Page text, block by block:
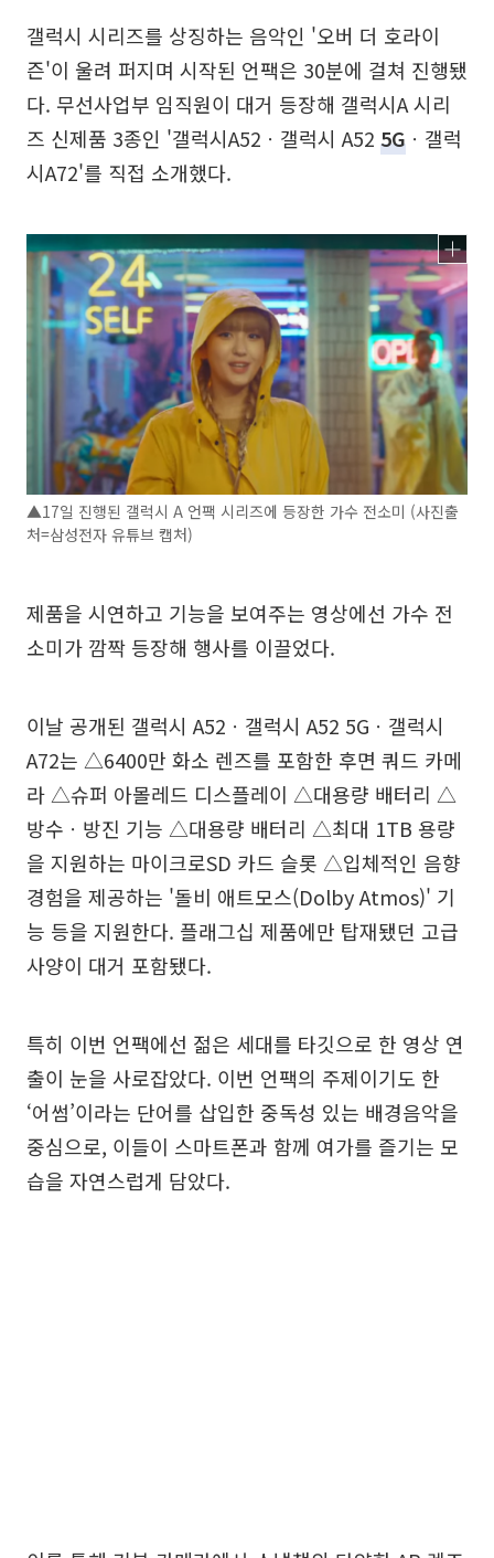
갤럭시 시리즈를 상징하는 음악인 '오버 더 호라이
즌'이 울려 퍼지며 시작된 언팩은 30분에 걸쳐 진행됐
다. 무선사업부 임직원이 대거 등장해 갤럭시A 시리
즈 신제품 3종인 '갤럭시A52ㆍ갤럭시 A52 5G ㆍ갤럭
시A72'를 직접 소개했다.
▲17일 진행된 갤럭시 A 언팩 시리즈에 등장한 가수 전소미 (사진출
처=삼성전자 유튜브 캡처)
제품을 시연하고 기능을 보여주는 영상에선 가수 전
소미가 깜짝 등장해 행사를 이끌었다.
이날 공개된 갤럭시 A52ㆍ갤럭시 A52 5Gㆍ갤럭시
A72는 △6400만 화소 렌즈를 포함한 후면 쿼드 카메
라 △슈퍼 아몰레드 디스플레이 △대용량 배터리 △
방수ㆍ방진 기능 △대용량 배터리 △최대 1TB 용량
을 지원하는 마이크로SD 카드 슬롯 △입체적인 음향
경험을 제공하는 '돌비 애트모스(Dolby Atmos)' 기
능 등을 지원한다. 플래그십 제품에만 탑재됐던 고급
사양이 대거 포함됐다.
특히 이번 언팩에선 젊은 세대를 타깃으로 한 영상 연
출이 눈을 사로잡았다. 이번 언팩의 주제이기도 한
‘어썸’이라는 단어를 삽입한 중독성 있는 배경음악을
중심으로, 이들이 스마트폰과 함께 여가를 즐기는 모
습을 자연스럽게 담았다.